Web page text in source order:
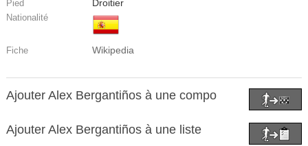
Pied Droitier
Nationalité
Fiche Wikipedia
Ajouter Alex Bergantiños à une compo
Ajouter Alex Bergantiños à une liste